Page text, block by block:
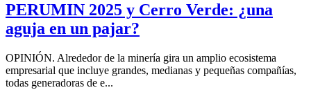
PERUMIN 2025 y Cerro Verde: ¿una
aguja en un pajar?
OPINIÓN. Alrededor de la minería gira un amplio ecosistema
empresarial que incluye grandes, medianas y pequeñas compañías,
todas generadoras de e...